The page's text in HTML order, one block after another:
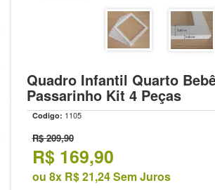
Quadro Infantil Quarto
Passarinho Kit 4 Peças
Codigo:1105
R$ 209,90
R$ 169,90
ou 8x R$ 21,24 Sem Juros